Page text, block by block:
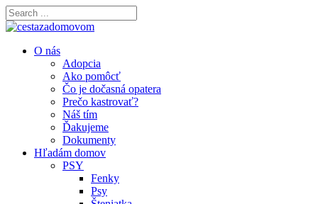
O nás
Adopcia
Ako pomôcť
Čo je dočasná opatera
Prečo kastrovať?
Náš tím
Ďakujeme
Dokumenty
Hľadám domov
PSY
Fenky
Psy